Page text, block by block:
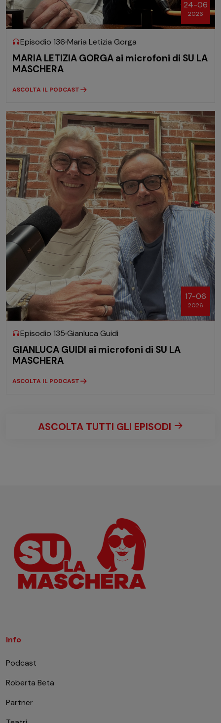
24-06
2026
Episodio 136 Maria Letizia Gorga
MARIA LETIZIA GORGA ai microfoni di SU LA
MASCHERA
ASCOLTA IL PODCAST
17-06
2026
Episodio 135 Gianluca Guidi
GIANLUCA GUIDI ai microfoni di SU LA
MASCHERA
ASCOLTA IL PODCAST
ASCOLTA TUTTI GLI EPISODI
Info
Podcast
Roberta Beta
Partner